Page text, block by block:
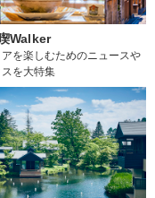
Walker
を楽しむためのニュースや
スを大特集